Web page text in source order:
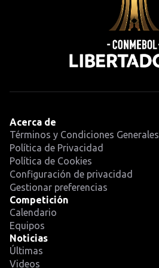
Acerca de
Términos y Condiciones Generales
Política de Privacidad
Política de Cookies
Configuración de privacidad
Gestionar preferencias
Competición
Calendario
Equipos
Noticias
Últimas
Videos